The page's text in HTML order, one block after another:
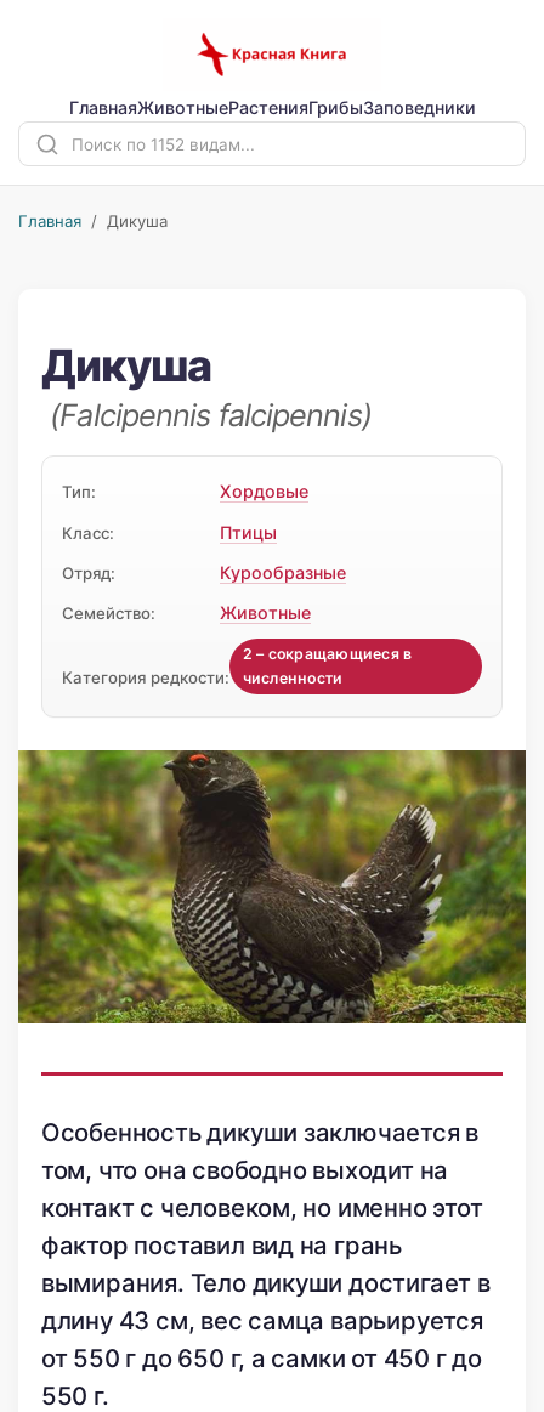
ГлавнаяЖивотныеРастенияГрибыЗаповедники
Главная / Дикуша
Дикуша
(Falcipennis falcipennis)
Тип: Хордовые
Класс: Птицы
Отряд: Курообразные
Семейство: Животные
Категория редкости:
2 – сокращающиеся в
численности
Особенность дикуши заключается в
том, что она свободно выходит на
контакт с человеком, но именно этот
фактор поставил вид на грань
вымирания. Тело дикуши достигает в
длину 43 см, вес самца варьируется
от 550 г до 650 г, а самки от 450 г до
550 г.